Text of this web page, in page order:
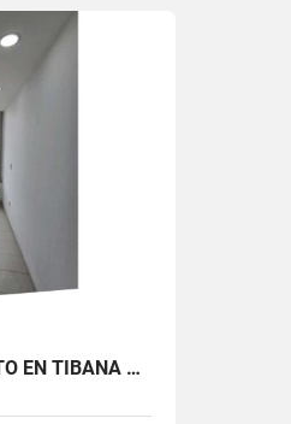
SE ARRIENDA APARTAMENTO EN TIBANA OUENTE ARANDA CONJUNTO OPORTO